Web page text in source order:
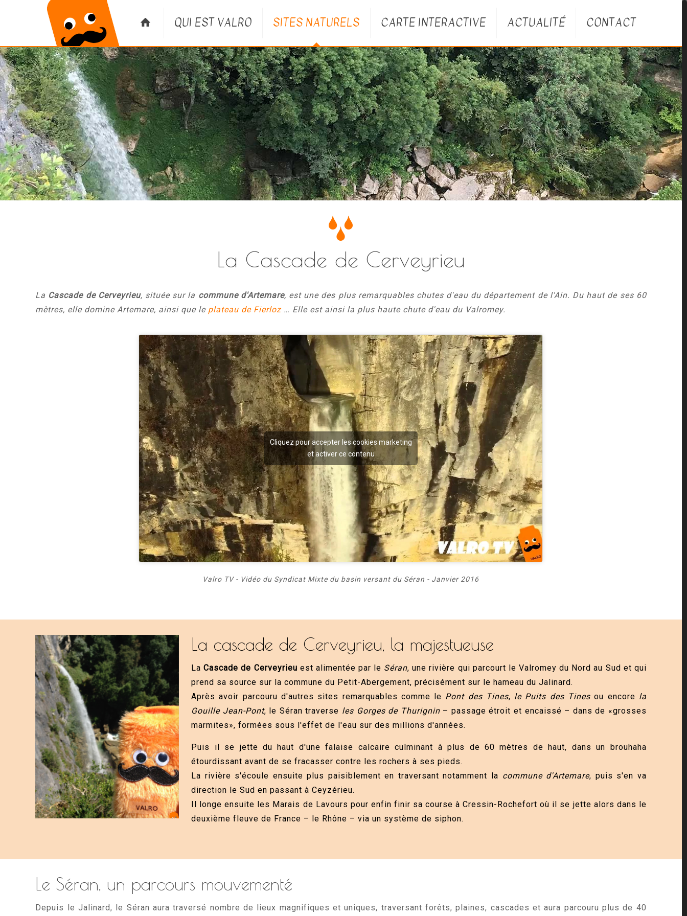
QUI EST VALRO SITES NATURELS CARTE INTERACTIVE ACTUALITÉ CONTACT
La Cascade de Cerveyrieu
La Cascade de Cerveyrieu, située sur la commune d'Artemare, est une des plus remarquables chutes d'eau du département de l'Ain. Du haut de ses 60
mètres, elle domine Artemare, ainsi que le plateau de Fierloz… Elle est ainsi la plus haute chute d'eau du Valromey.
Cliquez pour accepter les cookies marketing
et activer ce contenu
Valro TV - Vidéo du Syndicat Mixte du basin versant du Séran - Janvier 2016
La cascade de Cerveyrieu, la majestueuse
LaCascade de Cerveyrieu est alimentée par le Séran, une rivière qui parcourt le Valromey du Nord au Sud et qui
prend sa source sur la commune du Petit-Abergement, précisément sur le hameau du Jalinard.
Après avoir parcouru d'autres sites remarquables comme le Pont des Tines, le Puits des Tinesou encore la
Gouille Jean-Pont, le Séran traverse les Gorges de Thurignin– passage étroit et encaissé – dans de «grosses
marmites», formées sous l'effet de l'eau sur des millions d'années.
Puis il se jette du haut d'une falaise calcaire culminant à plus de 60 mètres de haut, dans un brouhaha
étourdissant avant de se fracasser contre les rochers à ses pieds.
La rivière s'écoule ensuite plus paisiblement en traversant notamment la commune d'Artemare, puis s'en va
direction le Sud en passant à Ceyzérieu.
Il longe ensuite les Marais de Lavours pour enfin finir sa course à Cressin-Rochefort où il se jette alors dans le
deuxième fleuve de France – le Rhône – via un système de siphon.
Le Séran, un parcours mouvementé
Depuis le Jalinard, le Séran aura traversé nombre de lieux magnifiques et uniques, traversant forêts, plaines, cascades et aura parcouru plus de 40